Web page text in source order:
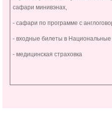
сафари минивэнах,
- сафари по программе с
- входные билеты в Национальные
- медицинская страховка